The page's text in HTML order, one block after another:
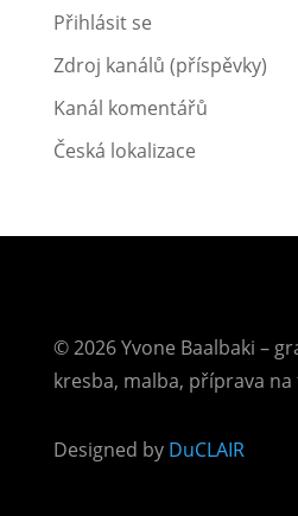
Přihlásit se
Zdroj kanálů (příspěvky)
Kanál komentářů
Česká lokalizace
© 2026 Yvone Baalbaki –
kresba, malba, příprava
Designed by DuCLAIR